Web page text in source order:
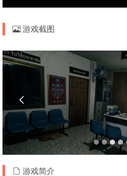
游戏截图

游戏简介